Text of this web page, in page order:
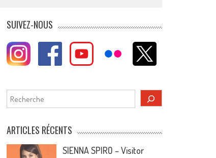
SUIVEZ-NOUS
Rechercher
ARTICLES RÉCENTS
SIENNA SPIRO – Visitor